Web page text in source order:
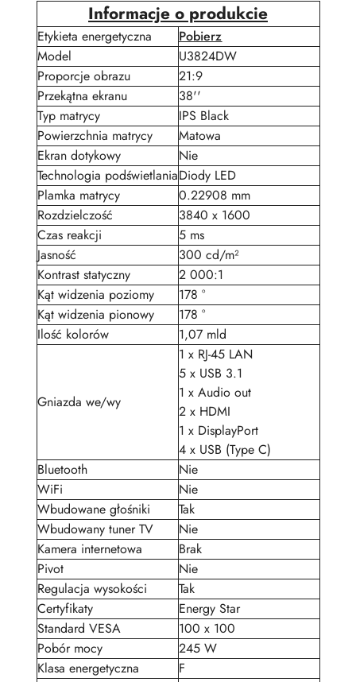
Informacje o produkcie
Etykieta energetyczna
Pobierz
Model
U3824DW
Proporcje obrazu
21:9
Przekątna ekranu
38''
Typ matrycy
IPS Black
Powierzchnia matrycy
Matowa
Ekran dotykowy
Nie
Technologia podświetlaniaDiody LED
Plamka matrycy
0.22908 mm
Rozdzielczość
3840 x 1600
Czas reakcji
5 ms
Jasność
300 cd/m²
Kontrast statyczny
2 000:1
Kąt widzenia poziomy
178 °
Kąt widzenia pionowy
178 °
Ilość kolorów
1,07 mld
Gniazda we/wy
1 x RJ-45 LAN
5 x USB 3.1
1 x Audio out
2 x HDMI
1 x DisplayPort
4 x USB (Type C)
Bluetooth
Nie
WiFi
Nie
Wbudowane głośniki
Tak
Wbudowany tuner TV
Nie
Kamera internetowa
Brak
Pivot
Nie
Regulacja wysokości
Tak
Certyfikaty
Energy Star
Standard VESA
100 x 100
Pobór mocy
245 W
Klasa energetyczna
F